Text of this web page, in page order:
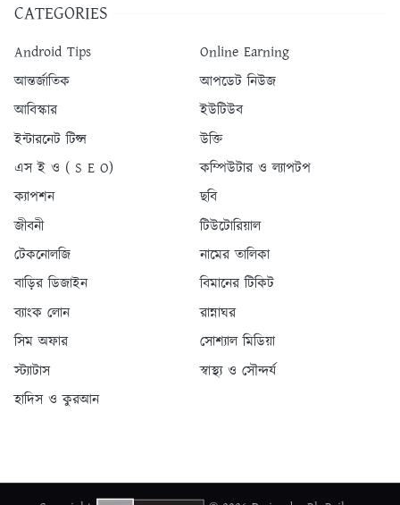
CATEGORIES
Android Tips
Online Earning
আন্তর্জাতিক
আপডেট নিউজ
আবিস্কার
ইউটিউব
ইন্টারনেট টিপ্স
উক্তি
এস ই ও ( S E O)
কম্পিউটার ও ল্যাপটপ
ক্যাপশন
ছবি
জীবনী
টিউটোরিয়াল
টেকনোলজি
নামের তালিকা
বাড়ির ডিজাইন
বিমানের টিকিট
ব্যাংক লোন
রান্নাঘর
সিম অফার
সোশ্যাল মিডিয়া
স্ট্যাটাস
স্বাস্থ্য ও সৌন্দর্য
হাদিস ও কুরআন